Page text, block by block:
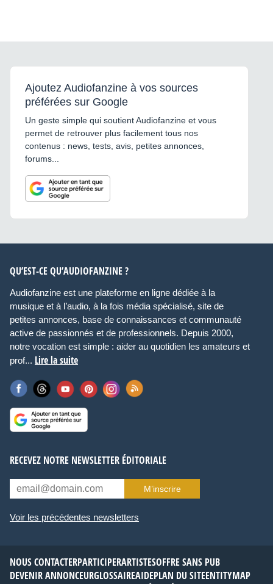
Ajoutez Audiofanzine à vos sources
préférées sur Google
Un geste simple qui soutient Audiofanzine et vous
permet de retrouver plus facilement tous nos
contenus : news, tests, avis, petites annonces,
forums...
QU’EST-CE QU’AUDIOFANZINE ?
Audiofanzine est une plateforme en ligne dédiée à la
musique et à l’audio, à la fois média spécialisé, site de
petites annonces, base de connaissances et communauté
active de passionnés et de professionnels. Depuis 2000,
notre vocation est simple : aider au quotidien les amateurs et
prof... Lire la suite
RECEVEZ NOTRE NEWSLETTER ÉDITORIALE
M’inscrire
Voir les précédentes newsletters
NOUS CONTACTERPARTICIPERARTISTESOFFRE SANS PUB
DEVENIR ANNONCEURGLOSSAIREAIDEPLAN DU SITEENTITYMAP